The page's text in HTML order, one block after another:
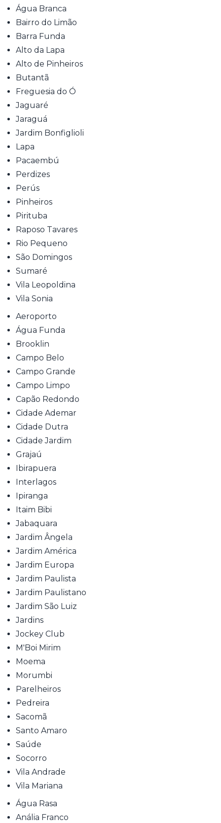
Água Branca
Bairro do Limão
Barra Funda
Alto da Lapa
Alto de Pinheiros
Butantã
Freguesia do Ó
Jaguaré
Jaraguá
Jardim Bonfiglioli
Lapa
Pacaembú
Perdizes
Perús
Pinheiros
Pirituba
Raposo Tavares
Rio Pequeno
São Domingos
Sumaré
Vila Leopoldina
Vila Sonia
Aeroporto
Água Funda
Brooklin
Campo Belo
Campo Grande
Campo Limpo
Capão Redondo
Cidade Ademar
Cidade Dutra
Cidade Jardim
Grajaú
Ibirapuera
Interlagos
Ipiranga
Itaim Bibi
Jabaquara
Jardim Ângela
Jardim América
Jardim Europa
Jardim Paulista
Jardim Paulistano
Jardim São Luiz
Jardins
Jockey Club
M'Boi Mirim
Moema
Morumbi
Parelheiros
Pedreira
Sacomã
Santo Amaro
Saúde
Socorro
Vila Andrade
Vila Mariana
Água Rasa
Anália Franco